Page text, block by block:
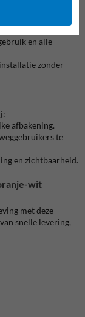
ook in
en alle
zonder
afbakening.
te
en zichtbaarheid.
wit
met deze
snelle levering,